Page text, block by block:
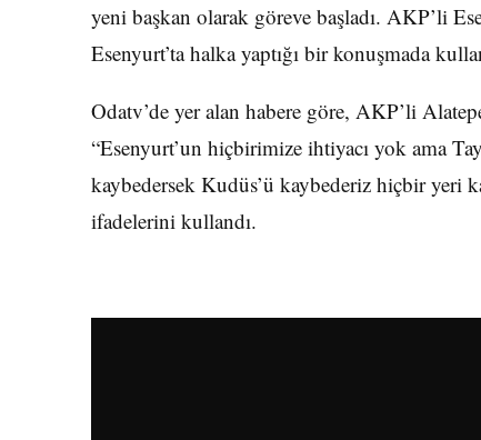
yeni başkan olarak göreve başladı. AKP’li
Esenyurt’ta halka yaptığı bir konuşmada
Odatv’de yer alan habere göre, AKP’li
“Esenyurt’un hiçbirimize ihtiyacı yok ama
kaybedersek Kudüs’ü kaybederiz hiçbir yeri
ifadelerini kullandı.